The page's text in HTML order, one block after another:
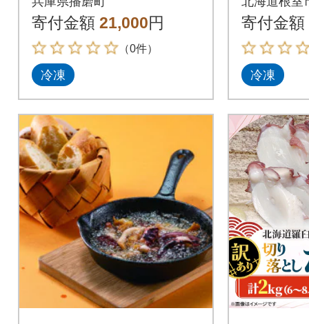
計2枚(真空・冷凍)
寄付金額 21,000円
（0件）
冷凍
寄付金額
冷凍